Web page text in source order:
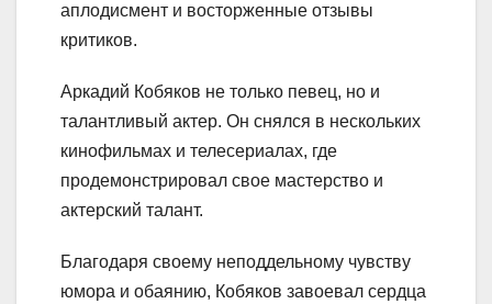
аплодисмент и восторженные отзывы
критиков.
Аркадий Кобяков не только певец, но и
талантливый актер. Он снялся в нескольких
кинофильмах и телесериалах, где
продемонстрировал свое мастерство и
актерский талант.
Благодаря своему неподдельному чувству
юмора и обаянию, Кобяков завоевал сердца